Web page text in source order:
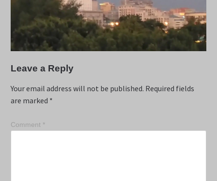
Leave a Reply
Your email address will not be published. Required fields
are marked *
Comment *